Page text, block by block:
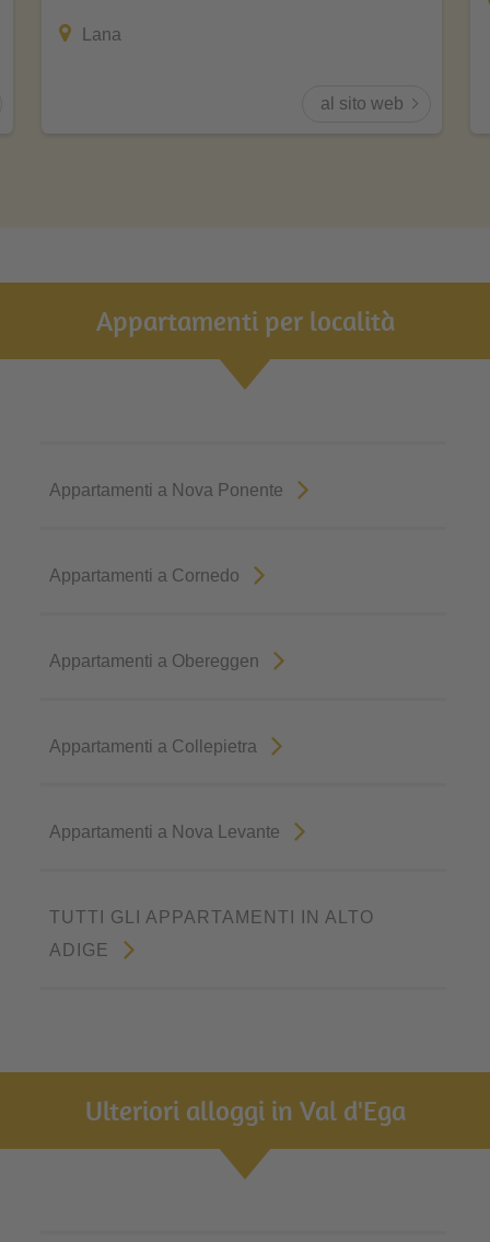
Lana
al sito web
Appartamenti per località
Appartamenti a Nova Ponente
Appartamenti a Cornedo
Appartamenti a Obereggen
Appartamenti a Collepietra
Appartamenti a Nova Levante
TUTTI GLI APPARTAMENTI IN ALTO
ADIGE
Ulteriori alloggi in Val d'Ega